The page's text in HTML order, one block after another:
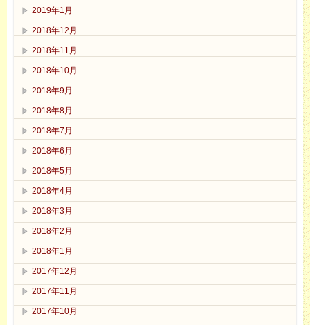
2019年1月
2018年12月
2018年11月
2018年10月
2018年9月
2018年8月
2018年7月
2018年6月
2018年5月
2018年4月
2018年3月
2018年2月
2018年1月
2017年12月
2017年11月
2017年10月